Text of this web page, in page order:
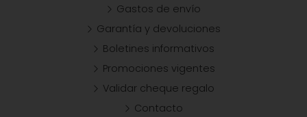
Gastos de envío
Garantía y devoluciones
Boletines informativos
Promociones vigentes
Validar cheque regalo
Contacto